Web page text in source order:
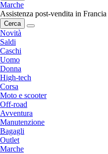
Marche
Assistenza post-vendita in Francia
Cerca
Novità
Saldi
Caschi
Uomo
Donna
High-tech
Corsa
Moto e scooter
Off-road
Avventura
Manutenzione
Bagagli
Outlet
Marche